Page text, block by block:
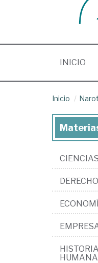
INICIO
Inicio
DERECHO